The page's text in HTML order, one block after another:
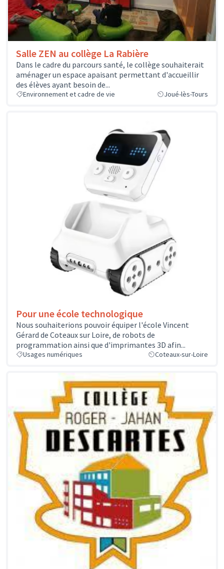
Salle ZEN au collège La Rabière
Dans le cadre du parcours santé, le collège souhaiterait
aménager un espace apaisant permettant d'accueillir
des élèves ayant besoin de...
Environnement et cadre de vie Joué-lès-Tours
Pour une école technologique
Nous souhaiterions pouvoir équiper l'école Vincent
Gérard de Coteaux sur Loire, de robots de
programmation ainsi que d'imprimantes 3D afin...
Usages numériques Coteaux-sur-Loire